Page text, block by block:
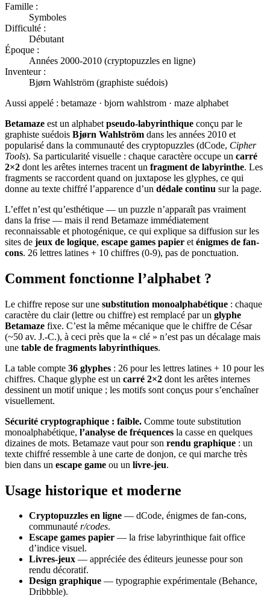
Famille :
Symboles
Difficulté :
Débutant
Époque :
Années 2000-2010 (cryptopuzzles en ligne)
Inventeur :
Bjørn Wahlström (graphiste suédois)
Aussi appelé : betamaze · bjorn wahlstrom · maze alphabet
Betamaze est un alphabet pseudo-labyrinthique conçu par le
graphiste suédois Bjørn Wahlström dans les années 2010 et
popularisé dans la communauté des cryptopuzzles (dCode, Cipher
Tools). Sa particularité visuelle : chaque caractère occupe un carré
2×2 dont les arêtes internes tracent un fragment de labyrinthe. Les
fragments se raccordent quand on juxtapose les glyphes, ce qui
donne au texte chiffré l’apparence d’un dédale continu sur la page.
L’effet n’est qu’esthétique — un puzzle n’apparaît pas vraiment
dans la frise — mais il rend Betamaze immédiatement
reconnaissable et photogénique, ce qui explique sa diffusion sur les
sites de jeux de logique, escape games papier et énigmes de fan-
cons. 26 lettres latines + 10 chiffres (0-9), pas de ponctuation.
Comment fonctionne l’alphabet ?
Le chiffre repose sur une substitution monoalphabétique : chaque
caractère du clair (lettre ou chiffre) est remplacé par un glyphe
Betamaze fixe. C’est la même mécanique que le chiffre de César
(~50 av. J.-C.), à ceci près que la « clé » n’est pas un décalage mais
une table de fragments labyrinthiques.
La table compte 36 glyphes : 26 pour les lettres latines + 10 pour les
chiffres. Chaque glyphe est un carré 2×2 dont les arêtes internes
dessinent un motif unique ; les motifs sont conçus pour s’enchaîner
visuellement.
Sécurité cryptographique : faible. Comme toute substitution
monoalphabétique, l’analyse de fréquences la casse en quelques
dizaines de mots. Betamaze vaut pour son rendu graphique : un
texte chiffré ressemble à une carte de donjon, ce qui marche très
bien dans un escape game ou un livre-jeu.
Usage historique et moderne
Cryptopuzzles en ligne — dCode, énigmes de fan-cons,
communauté r/codes.
Escape games papier — la frise labyrinthique fait office
d’indice visuel.
Livres-jeux — appréciée des éditeurs jeunesse pour son
rendu décoratif.
Design graphique — typographie expérimentale (Behance,
Dribbble).